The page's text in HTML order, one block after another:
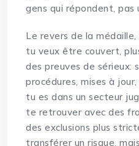
gens qui répondent, pas
Le revers de la
tu veux être couvert,
des preuves de sérieux:
procédures, mises à
tu es dans un secteur
te retrouver avec des
des exclusions plus
transférer un risque,